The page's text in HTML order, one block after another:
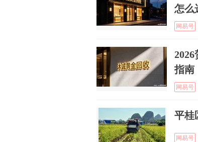
怎么
网易号
指南
网易号
平桂
网易号